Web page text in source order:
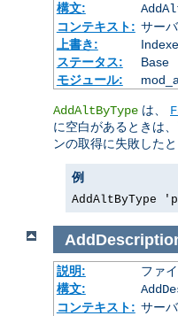
構文:
コンテキスト: サー
上書き:
ステータス:
Base
モジュール:
AddAltByType は、
に空白があるときは
ンの取得に失敗した
例
説明:
ファ
構文:
コンテキスト: サー